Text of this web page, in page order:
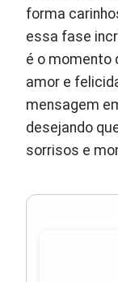
forma
essa fase
é o momento
amor e
mensagem
desejando
sorrisos e